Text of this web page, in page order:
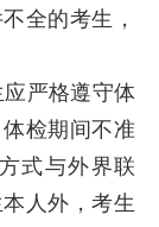
全的考生，
严格遵守体
检期间不准
式与外界联
人外，考生